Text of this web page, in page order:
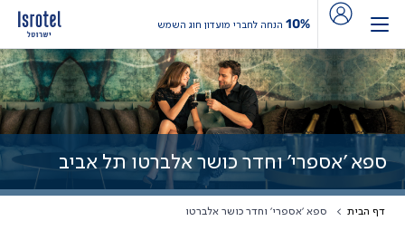
10% הנחה לחברי מועדון חוג השמש
ספא 'אספרי' וחדר כושר אלברטו תל אביב
דף הבית ספא 'אספרי' וחדר כושר אלברטו